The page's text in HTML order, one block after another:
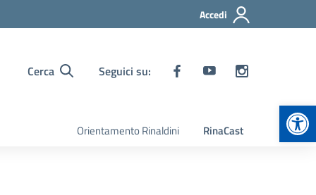
Accedi
Cerca Seguici su:
Orientamento Rinaldini RinaCast